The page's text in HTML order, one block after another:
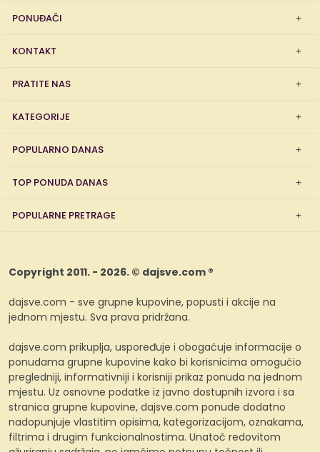
PONUĐAČI
KONTAKT
PRATITE NAS
KATEGORIJE
POPULARNO DANAS
TOP PONUDA DANAS
POPULARNE PRETRAGE
Copyright 2011. - 2026. © dajsve.com ®
dajsve.com - sve grupne kupovine, popusti i akcije na
jednom mjestu. Sva prava pridržana.
dajsve.com prikuplja, uspoređuje i obogaćuje informacije o
ponudama grupne kupovine kako bi korisnicima omogućio
pregledniji, informativniji i korisniji prikaz ponuda na jednom
mjestu. Uz osnovne podatke iz javno dostupnih izvora i sa
stranica grupne kupovine, dajsve.com ponude dodatno
nadopunjuje vlastitim opisima, kategorizacijom, oznakama,
filtrima i drugim funkcionalnostima. Unatoč redovitom